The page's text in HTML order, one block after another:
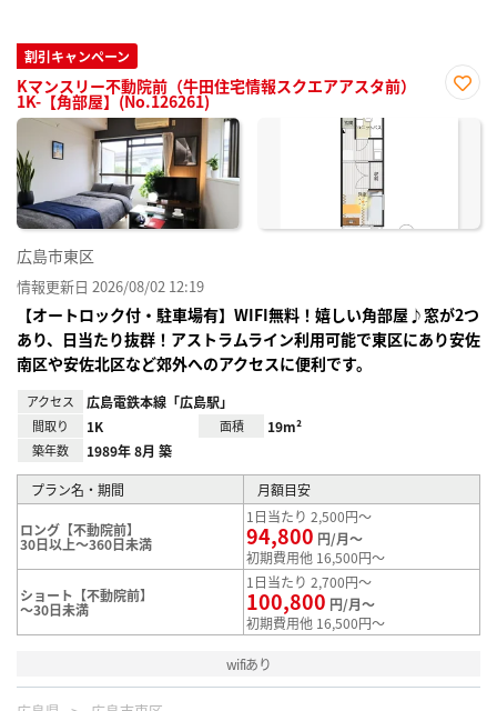
割引キャンペーン
Kマンスリー不動院前（牛田住宅情報スクエアアスタ前）
1K-【角部屋】(No.126261)
に入
広島市東区
情報更新日 2026/08/02 12:19
【オートロック付・駐車場有】WIFI無料！嬉しい角部屋♪窓が2つ
あり、日当たり抜群！アストラムライン利用可能で東区にあり安佐
南区や安佐北区など郊外へのアクセスに便利です。
アクセス 広島電鉄本線「広島駅」
間取り 1K 面積 19m²
築年数 1989年 8月 築
プラン名・期間 月額目安
ロング【不動院前】
30日以上～360日未満
1日当たり 2,500円～
94,800 円/月～
初期費用他 16,500円～
ショート【不動院前】
～30日未満
1日当たり 2,700円～
100,800 円/月～
初期費用他 16,500円～
wifiあり